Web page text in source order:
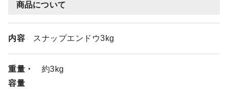
商品について
内容 スナップエンドウ3kg
重量・
容量
約3kg